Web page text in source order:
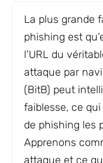
La plus grande
phishing est
l’URL du
attaque par
(BitB) peut
faiblesse, ce
de phishing les
Apprenons
attaque et ce